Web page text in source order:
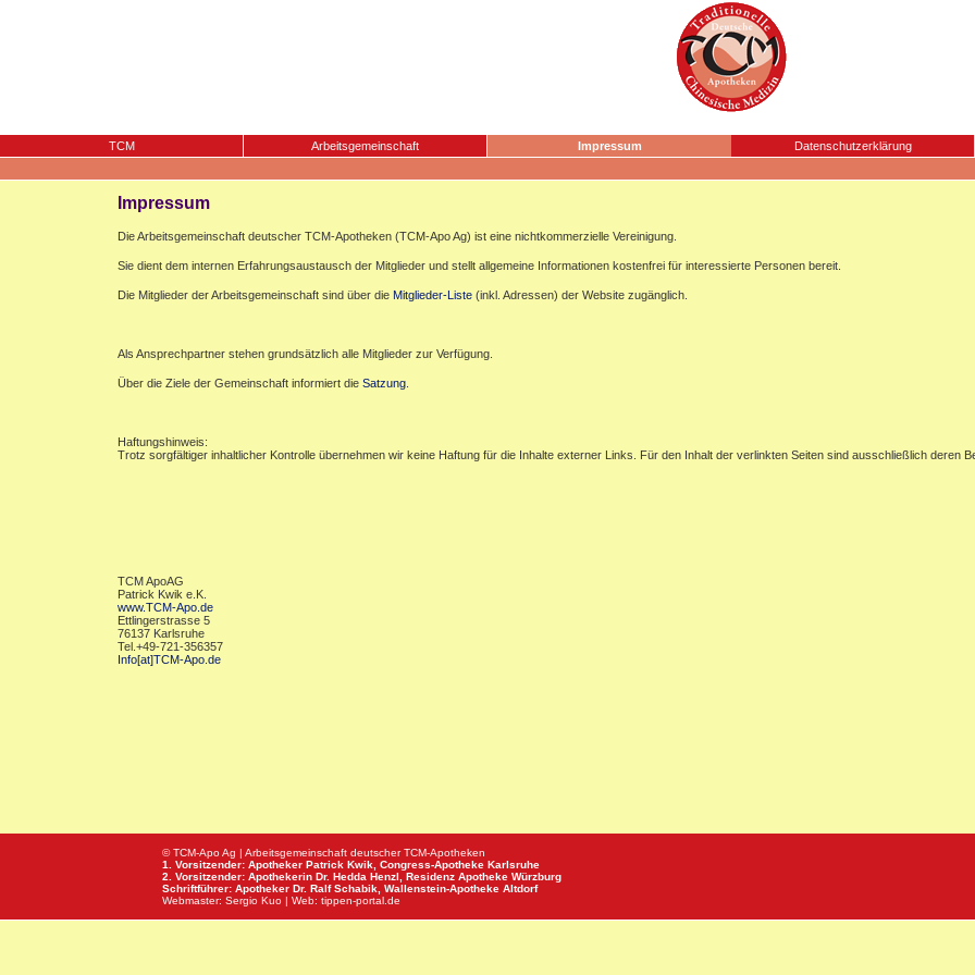
TCM Arbeitsgemeinschaft Impressum Datenschutzerklärung
Impressum
Die Arbeitsgemeinschaft deutscher TCM-Apotheken (TCM-Apo Ag) ist eine nichtkommerzielle Vereinigung.
Sie dient dem internen Erfahrungsaustausch der Mitglieder und stellt allgemeine Informationen kostenfrei für interessierte Personen bereit.
Die Mitglieder der Arbeitsgemeinschaft sind über die Mitglieder-Liste (inkl. Adressen) der Website zugänglich.
Als Ansprechpartner stehen grundsätzlich alle Mitglieder zur Verfügung.
Über die Ziele der Gemeinschaft informiert die Satzung
Haftungshinweis:
Trotz sorgfältiger inhaltlicher Kontrolle übernehmen wir keine Haftung für die Inhalte externer Links. Für den Inhalt der verlinkten Seiten sind ausschließlich deren
TCM ApoAG
Patrick Kwik e.K.
www.TCM-Apo.de
Ettlingerstrasse 5
76137 Karlsruhe
Tel.+49-721-356357
Info[at]TCM-Apo.de
© TCM-Apo Ag | Arbeitsgemeinschaft deutscher TCM-Apotheken
1. Vorsitzender: Apotheker Patrick Kwik, Congress-Apotheke Karlsruhe
2. Vorsitzender: Apothekerin Dr. Hedda Henzl, Residenz Apotheke Würzburg
Schriftführer: Apotheker Dr. Ralf Schabik, Wallenstein-Apotheke Altdorf
Webmaster: Sergio Kuo | Web: tippen-portal.de